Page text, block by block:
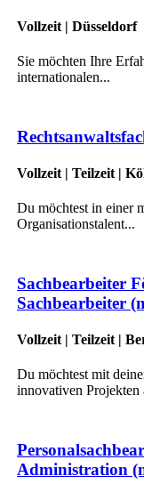
Vollzeit | Düsseldorf
Sie möchten Ihre
internationalen...
Vollzeit | Teilzeit |
Du möchtest in einer
Organisationstalent...
Sachbearbeiter
Sachbearbeiter
Vollzeit | Teilzeit |
Du möchtest mit
innovativen Projekten
Administration